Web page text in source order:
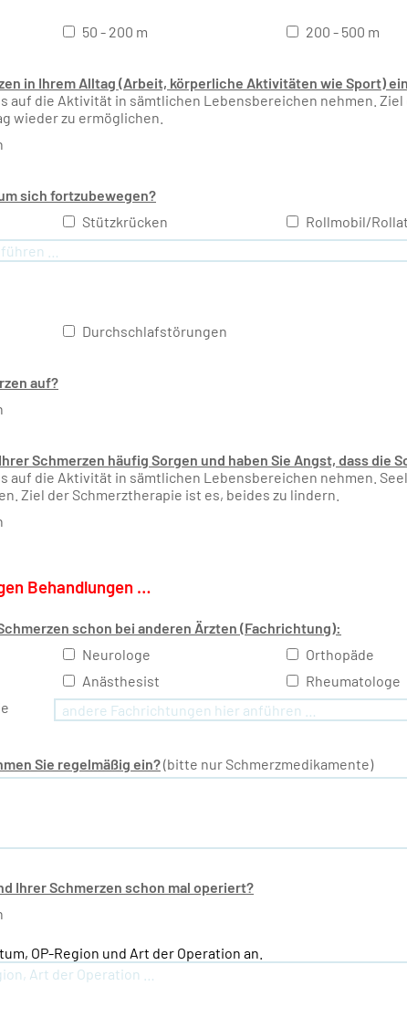
50 - 200 m 200 - 500 m
in Ihrem Alltag (Arbeit, körperliche Aktivitäten wie Sport)
auf die Aktivität in sämtlichen Lebensbereichen nehmen.
wieder zu ermöglichen.
sich fortzubewegen?
Stützkrücken Rollmobil/
Durchschlafstörungen
auf?
Schmerzen häufig Sorgen und haben Sie Angst, dass die
auf die Aktivität in sämtlichen Lebensbereichen nehmen.
Ziel der Schmerztherapie ist es, beides zu lindern.
Behandlungen …
schon bei anderen Ärzten (Fachrichtung):
Neurologe Orthopäde
Anästhesist Rheumatologe
Sie regelmäßig ein?(bitte nur Schmerzmedikamente)
Ihrer Schmerzen schon mal operiert?
OP-Region und Art der Operation an.